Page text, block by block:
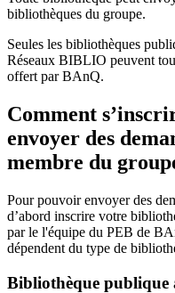
bibliothèques du groupe.
Seules les bibliothèques
Réseaux BIBLIO peuvent
offert par BAnQ.
Comment
envoyer des
membre du
Pour pouvoir envoyer des
d’abord inscrire votre
par le l'équipe du PEB de
dépendent du type de
Bibliothèque publique